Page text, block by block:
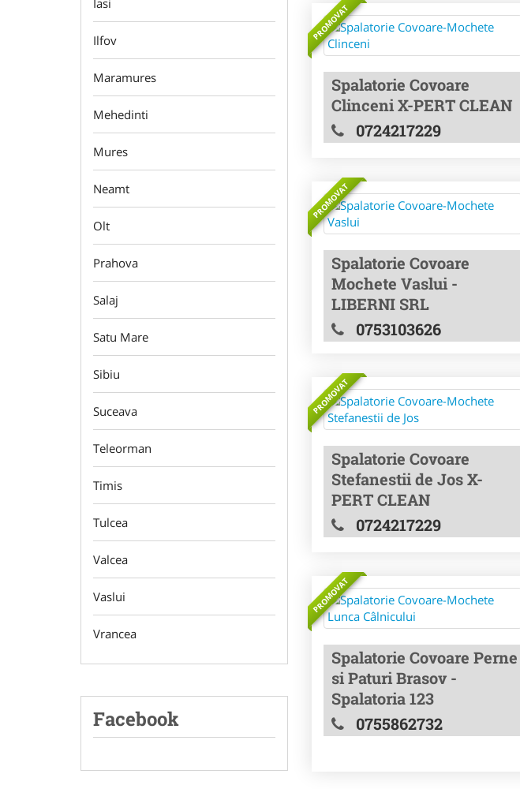
Iasi
Ilfov
Maramures
Mehedinti
Mures
Neamt
Olt
Prahova
Salaj
Satu Mare
Sibiu
Suceava
Teleorman
Timis
Tulcea
Valcea
Vaslui
Vrancea
Facebook
PROMOVAT
Spalatorie Covoare
Clinceni X-PERT CLEAN
0724217229
PROMOVAT
Spalatorie Covoare
Mochete Vaslui -
LIBERNI SRL
0753103626
PROMOVAT
Spalatorie Covoare
Stefanestii de Jos X-
PERT CLEAN
0724217229
PROMOVAT
Spalatorie Covoare Perne
si Paturi Brasov -
Spalatoria 123
0755862732